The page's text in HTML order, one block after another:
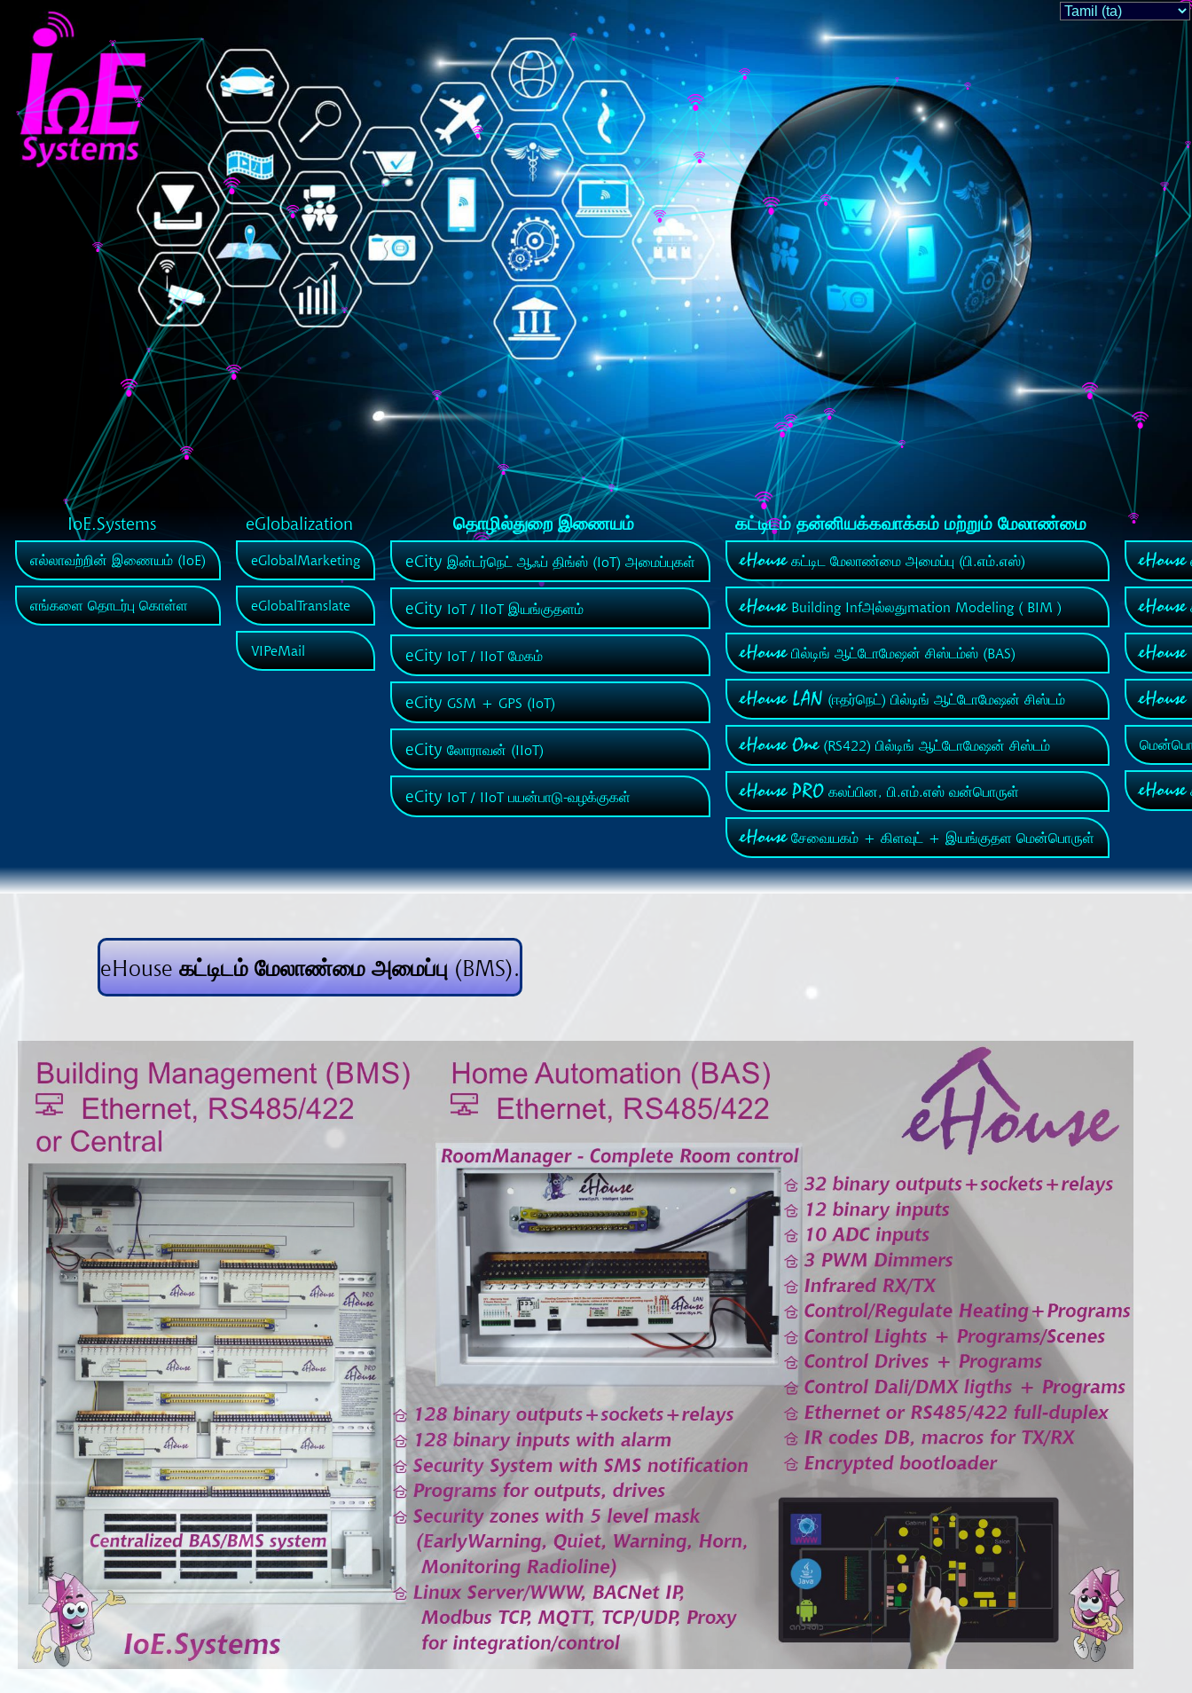
IoE.Systems eGlobalization தொழில்துறை இணையம் கட்டிடம் தன்னியக்கவாக்கம் மற்றும் மேலாண்மை
எல்லாவற்றின் இணையம் (IoE)
எங்களை தொடர்பு கொள்ள
eGlobalMarketing
eGlobalTranslate
VIPeMail
eCityஇன்டர்நெட் ஆஃப் திங்ஸ் (IoT) அமைப்புகள்
eCityIoT / IIoT இயங்குதளம்
eCityIoT / IIoT மேகம்
eCityGSM + GPS (IoT)
eCityலோராவன் (IIoT)
eCityIoT / IIoT பயன்பாடு-வழக்குகள்
eHouseகட்டிட மேலாண்மை அமைப்பு (பி.எம்.எஸ்)
eHouseBuilding Infஅல்லதுmation Modeling ( BIM )
eHouseபில்டிங் ஆட்டோமேஷன் சிஸ்டம்ஸ் (BAS)
eHouse LAN(ஈதர்நெட்) பில்டிங் ஆட்டோமேஷன் சிஸ்டம்
eHouse One(RS422) பில்டிங் ஆட்டோமேஷன் சிஸ்டம்
eHouse PROகலப்பின, பி.எம்.எஸ் வன்பொருள்
eHouseசேவையகம் + கிளவுட் + இயங்குதள மென்பொருள்
eHouse
eHouse
eHouse
eHouse கட்டிடம் மேலாண்மை அமைப்பு (BMS).